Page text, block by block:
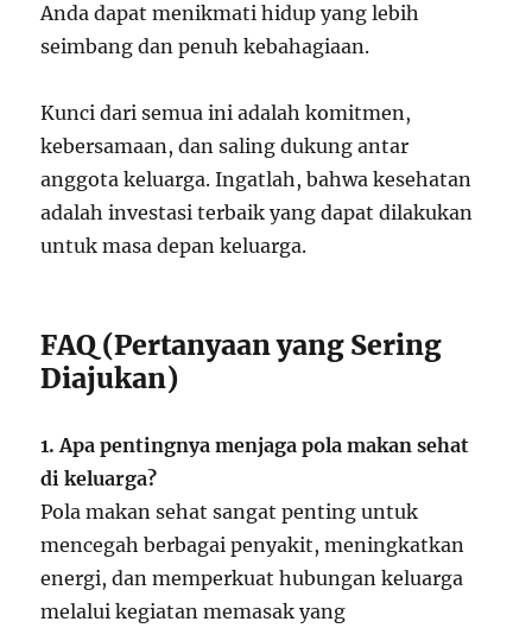
Anda dapat menikmati hidup yang lebih
seimbang dan penuh kebahagiaan.
Kunci dari semua ini adalah komitmen,
kebersamaan, dan saling dukung antar
anggota keluarga. Ingatlah, bahwa kesehatan
adalah investasi terbaik yang dapat dilakukan
untuk masa depan keluarga.
FAQ (Pertanyaan yang Sering
Diajukan)
1. Apa pentingnya menjaga pola makan sehat
di keluarga?
Pola makan sehat sangat penting untuk
mencegah berbagai penyakit, meningkatkan
energi, dan memperkuat hubungan keluarga
melalui kegiatan memasak yang